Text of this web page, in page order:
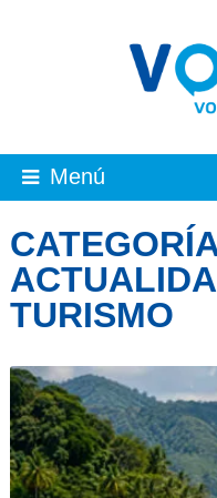
Menú
TURISMO